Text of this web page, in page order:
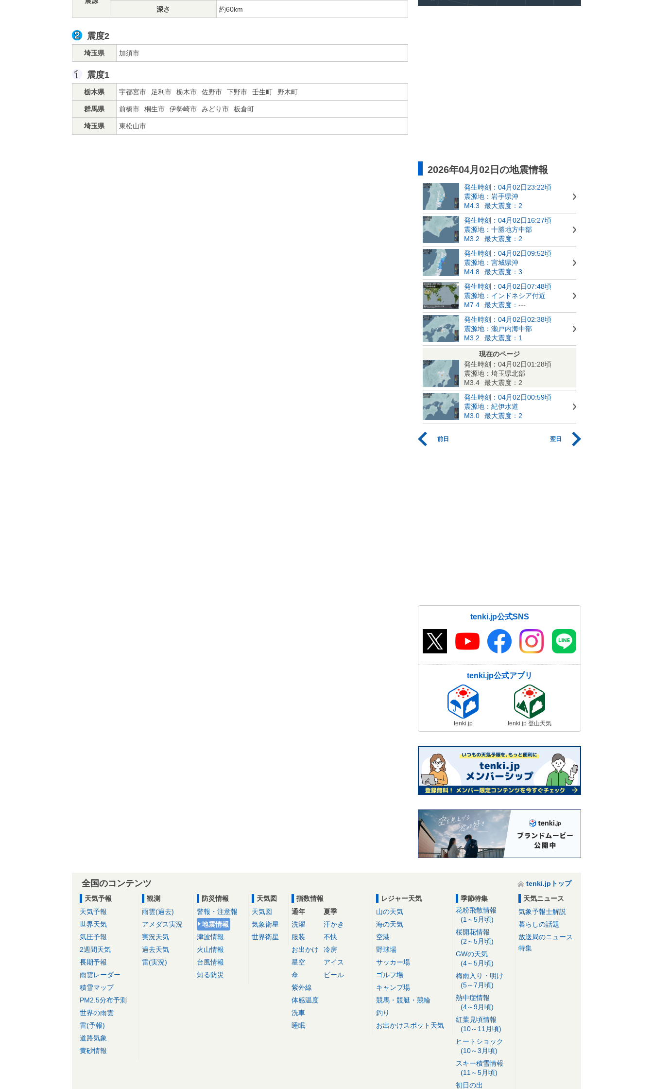
深さ
約60km
震度2
埼玉県 加須市
震度1
栃木県 宇都宮市 足利市 栃木市 佐野市 下野市 壬生町 野木町
群馬県 前橋市 桐生市 伊勢崎市 みどり市 板倉町
埼玉県 東松山市
2026年04月02日の地震情報
発生時刻：04月02日23:22頃
震源地：岩手県沖
M4.3
最大震度：2
発生時刻：04月02日16:27頃
震源地：十勝地方中部
M3.2
最大震度：2
発生時刻：04月02日09:52頃
震源地：宮城県沖
M4.8
最大震度：3
発生時刻：04月02日07:48頃
震源地：インドネシア付近
M7.4
最大震度： ---
発生時刻：04月02日02:38頃
震源地：瀬戸内海中部
M3.2
最大震度：1
現在のページ
発生時刻：04月02日01:28頃
震源地：埼玉県北部
M3.4
最大震度：2
発生時刻：04月02日00:59頃
震源地：紀伊水道
M3.0
最大震度：2
前日 翌日
tenki.jp公式SNS
tenki.jp公式アプリ
tenki.jp tenki.jp 登山天気
全国のコンテンツ
tenki.jpトップ
天気予報
天気予報
世界天気
気圧予報
2週間天気
長期予報
雨雲レーダー
積雪マップ
PM2.5分布予測
世界の雨雲
雷(予報)
道路気象
黄砂情報
観測
雨雲(過去)
アメダス実況
実況天気
過去天気
雷(実況)
防災情報
警報・注意報
地震情報
津波情報
火山情報
台風情報
知る防災
天気図
天気図
気象衛星
世界衛星
指数情報
通年
洗濯
服装
お出かけ
星空
傘
紫外線
体感温度
洗車
睡眠
夏季
汗かき
不快
冷房
アイス
ビール
レジャー天気
山の天気
海の天気
空港
野球場
サッカー場
ゴルフ場
キャンプ場
競馬・競艇・競輪
釣り
お出かけスポット天気
季節特集
花粉飛散情報
(1～5月頃)
桜開花情報
(2～5月頃)
GWの天気
(4～5月頃)
梅雨入り・明け
(5～7月頃)
熱中症情報
(4～9月頃)
紅葉見頃情報
(10～11月頃)
ヒートショック
(10～3月頃)
スキー積雪情報
(11～5月頃)
初日の出
天気ニュース
気象予報士解説
暮らしの話題
放送局のニュース
特集